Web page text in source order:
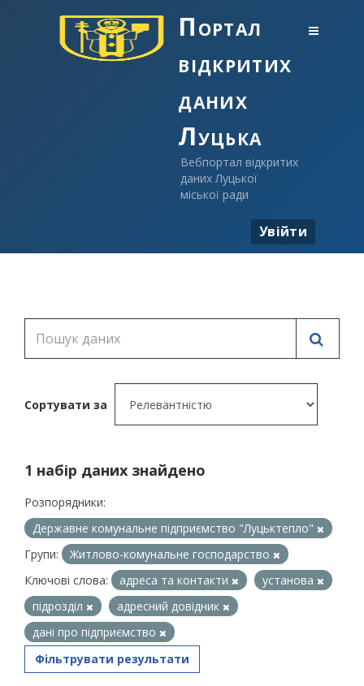
Портал
відкритих
даних
Луцька
Вебпортал відкритих
даних Луцької
міської ради
Увійти
Сортувати за
1 набір даних знайдено
Розпорядники:
Державне комунальне підприємство "Луцьктепло"
Групи:
Житлово-комунальне господарство
Ключові слова:
адреса та контакти
установа
підрозділ
адресний довідник
дані про підприємство
Фільтрувати результати